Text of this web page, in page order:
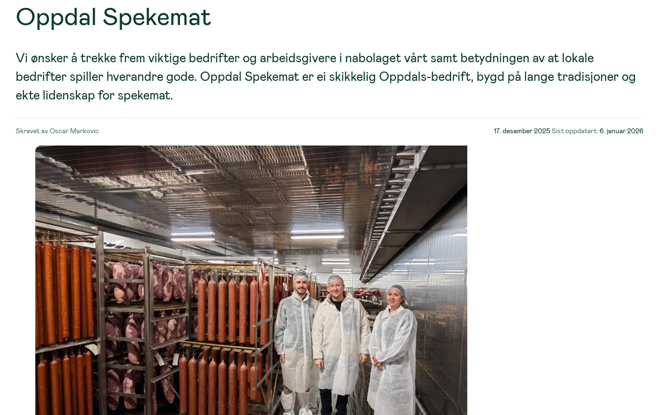
Oppdal Spekemat
Vi ønsker å trekke frem viktige bedrifter og arbeidsgivere i nabolaget vårt samt betydningen av at lokale
bedrifter spiller hverandre gode. Oppdal Spekemat er ei skikkelig Oppdals-bedrift, bygd på lange tradisjoner og
ekte lidenskap for spekemat.
Skrevet avOscar Markovic Lagt
17. desember 2025Sist oppdatert:6. januar 2026